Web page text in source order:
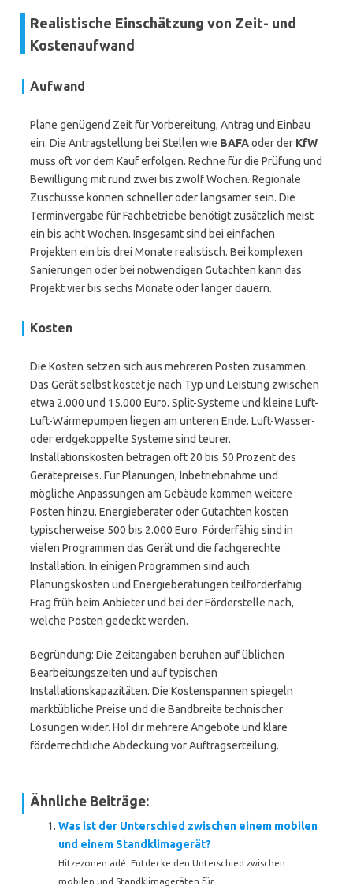
Realistische Einschätzung von Zeit- und
Kostenaufwand
Aufwand
Plane genügend Zeit für Vorbereitung, Antrag und Einbau
ein. Die Antragstellung bei Stellen wie BAFAoder der KfW
muss oft vor dem Kauf erfolgen. Rechne für die Prüfung und
Bewilligung mit rund zwei bis zwölf Wochen. Regionale
Zuschüsse können schneller oder langsamer sein. Die
Terminvergabe für Fachbetriebe benötigt zusätzlich meist
ein bis acht Wochen. Insgesamt sind bei einfachen
Projekten ein bis drei Monate realistisch. Bei komplexen
Sanierungen oder bei notwendigen Gutachten kann das
Projekt vier bis sechs Monate oder länger dauern.
Kosten
Die Kosten setzen sich aus mehreren Posten zusammen.
Das Gerät selbst kostet je nach Typ und Leistung zwischen
etwa 2.000 und 15.000 Euro. Split-Systeme und kleine Luft-
Luft-Wärmepumpen liegen am unteren Ende. Luft-Wasser-
oder erdgekoppelte Systeme sind teurer.
Installationskosten betragen oft 20 bis 50 Prozent des
Gerätepreises. Für Planungen, Inbetriebnahme und
mögliche Anpassungen am Gebäude kommen weitere
Posten hinzu. Energieberater oder Gutachten kosten
typischerweise 500 bis 2.000 Euro. Förderfähig sind in
vielen Programmen das Gerät und die fachgerechte
Installation. In einigen Programmen sind auch
Planungskosten und Energieberatungen teilförderfähig.
Frag früh beim Anbieter und bei der Förderstelle nach,
welche Posten gedeckt werden.
Begründung: Die Zeitangaben beruhen auf üblichen
Bearbeitungszeiten und auf typischen
Installationskapazitäten. Die Kostenspannen spiegeln
marktübliche Preise und die Bandbreite technischer
Lösungen wider. Hol dir mehrere Angebote und kläre
förderrechtliche Abdeckung vor Auftragserteilung.
Ähnliche Beiträge:
Was ist der Unterschied zwischen einem mobilen
und einem Standklimagerät?
Hitzezonen adé: Entdecke den Unterschied zwischen
mobilen und Standklimageräten für...